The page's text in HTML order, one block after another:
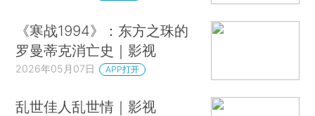
《寒战1994》：东方之珠的
罗曼蒂克消亡史｜影视
2026年05月07日 APP打开
乱世佳人乱世情｜影视